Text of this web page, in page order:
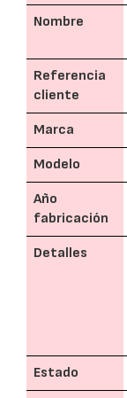
Nombre
Referencia
cliente
Marca
Modelo
Año
fabricación
Detalles
Estado